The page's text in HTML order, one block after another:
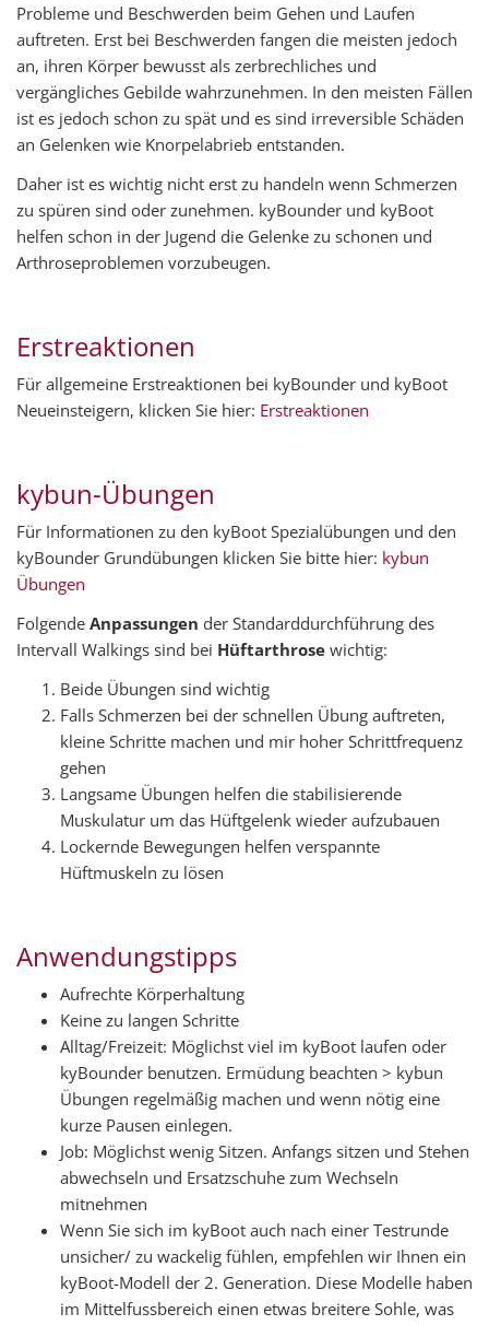
Probleme und Beschwerden beim Gehen und Laufen
auftreten. Erst bei Beschwerden fangen die meisten jedoch
an, ihren Körper bewusst als zerbrechliches und
vergängliches Gebilde wahrzunehmen. In den meisten Fällen
ist es jedoch schon zu spät und es sind irreversible Schäden
an Gelenken wie Knorpelabrieb entstanden.
Daher ist es wichtig nicht erst zu handeln wenn Schmerzen
zu spüren sind oder zunehmen. kyBounder und kyBoot
helfen schon in der Jugend die Gelenke zu schonen und
Arthroseproblemen vorzubeugen.
Erstreaktionen
Für allgemeine Erstreaktionen bei kyBounder und kyBoot
Neueinsteigern, klicken Sie hier: Erstreaktionen
kybun-Übungen
Für Informationen zu den kyBoot Spezialübungen und den
kyBounder Grundübungen klicken Sie bitte hier: kybun
Übungen
Folgende Anpassungen der Standarddurchführung des
Intervall Walkings sind bei Hüftarthrose wichtig:
Beide Übungen sind wichtig
Falls Schmerzen bei der schnellen Übung auftreten,
kleine Schritte machen und mir hoher Schrittfrequenz
gehen
Langsame Übungen helfen die stabilisierende
Muskulatur um das Hüftgelenk wieder aufzubauen
Lockernde Bewegungen helfen verspannte
Hüftmuskeln zu lösen
Anwendungstipps
Aufrechte Körperhaltung
Keine zu langen Schritte
Alltag/Freizeit: Möglichst viel im kyBoot laufen oder
kyBounder benutzen. Ermüdung beachten > kybun
Übungen regelmäßig machen und wenn nötig eine
kurze Pausen einlegen.
Job: Möglichst wenig Sitzen. Anfangs sitzen und Stehen
abwechseln und Ersatzschuhe zum Wechseln
mitnehmen
Wenn Sie sich im kyBoot auch nach einer Testrunde
unsicher/ zu wackelig fühlen, empfehlen wir Ihnen ein
kyBoot-Modell der 2. Generation. Diese Modelle haben
im Mittelfussbereich einen etwas breitere Sohle, was